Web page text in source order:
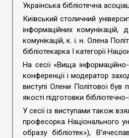
Українська бібліотечна
Київський столичний
інформаційних
комунікацій, к. і. н. Олена
бібліотекарка І категорії
На сесії «Вища
конференції і модератор
виступі Олени Політової
якості підготовки
У сесії із виступами також
професорка Національного
образу бібліотек»),